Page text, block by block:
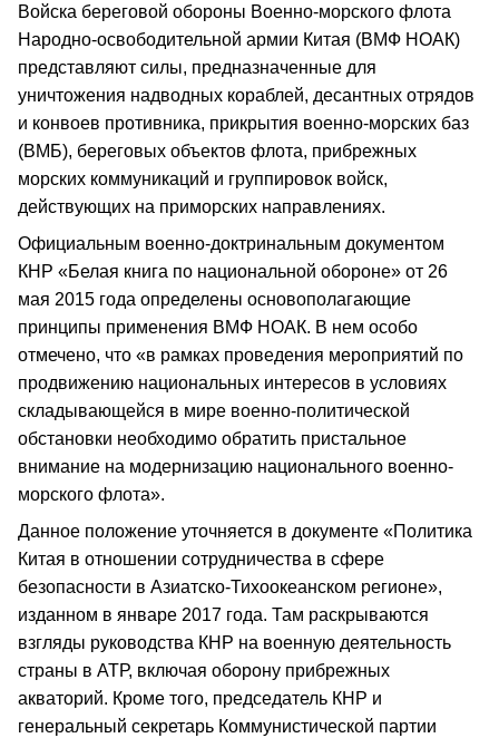
Войска береговой обороны Военно-морского флота
Народно-освободительной армии Китая (ВМФ НОАК)
представляют силы, предназначенные для
уничтожения надводных кораблей, десантных отрядов
и конвоев противника, прикрытия военно-морских баз
(ВМБ), береговых объектов флота, прибрежных
морских коммуникаций и группировок войск,
действующих на приморских направлениях.
Официальным военно-доктринальным документом
КНР «Белая книга по национальной обороне» от 26
мая 2015 года определены основополагающие
принципы применения ВМФ НОАК. В нем особо
отмечено, что «в рамках проведения мероприятий по
продвижению национальных интересов в условиях
складывающейся в мире военно-политической
обстановки необходимо обратить пристальное
внимание на модернизацию национального военно-
морского флота».
Данное положение уточняется в документе «Политика
Китая в отношении сотрудничества в сфере
безопасности в Азиатско-Тихоокеанском регионе»,
изданном в январе 2017 года. Там раскрываются
взгляды руководства КНР на военную деятельность
страны в АТР, включая оборону прибрежных
акваторий. Кроме того, председатель КНР и
генеральный секретарь Коммунистической партии